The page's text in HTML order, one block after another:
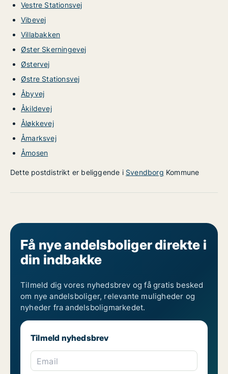
Vestre Stationsvej
Vibevej
Villabakken
Øster Skerningevej
Østervej
Østre Stationsvej
Åbyvej
Åkildevej
Åløkkevej
Åmarksvej
Åmosen
Dette postdistrikt er beliggende i Svendborg Kommune
Få nye andelsboliger direkte i
din indbakke
Tilmeld dig vores nyhedsbrev og få gratis besked
om nye andelsboliger, relevante muligheder og
nyheder fra andelsboligmarkedet.
Tilmeld nyhedsbrev
Email